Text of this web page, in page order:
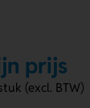
en
deprijs
(excl. BTW)